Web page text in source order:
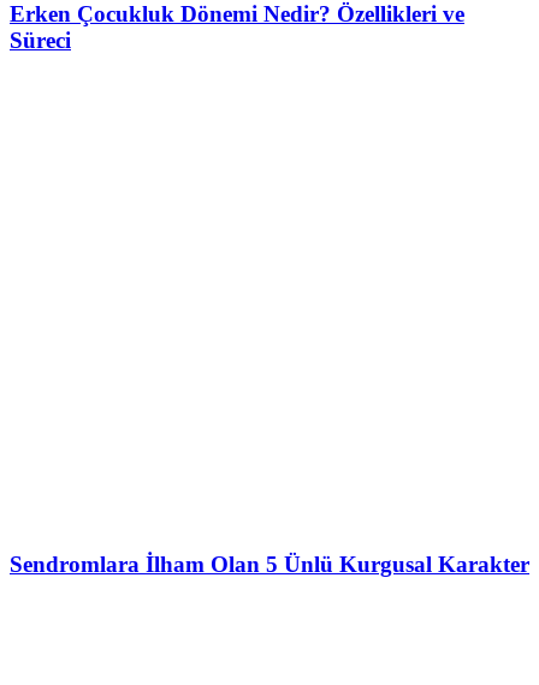
Erken Çocukluk Dönemi Nedir? Özellikleri ve
Süreci
Sendromlara İlham Olan 5 Ünlü Kurgusal Karakter